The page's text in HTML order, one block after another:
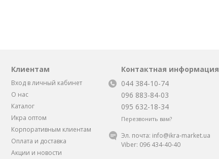
Клиентам
Вход в личный кабинет
О нас
Каталог
Икра оптом
Корпоративным клиентам
Оплата и доставка
Акции и новости
Контактная информация
044 384-10-74
096 883-84-03
095 632-18-34
Перезвонить вам?
Эл. почта: info@ikra-market.ua
Viber: 096 434-40-40